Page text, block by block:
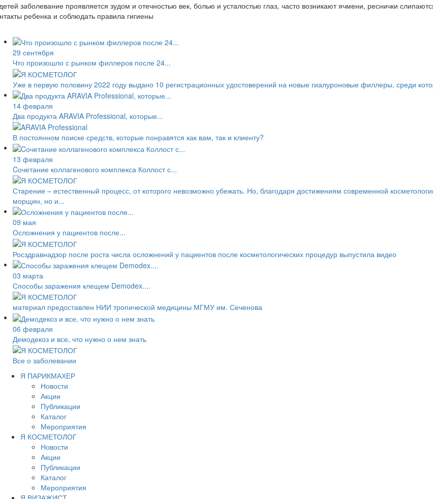
заболевание проявляется зудом и отечностью век, болью и усталостью глаз, часто возникают ячмени, реснички
ребенка и соблюдать правила гигиены
29 сентября
Что произошло с рынком филлеров после 24...
Уже в первую половину 2022 году выдано 10 регистрационных удостоверений на новые гиалуроновые филлеры, среди
14 февраля
Два продукта ARAVIA Professional, которые...
В постоянном поиске средств, которые понравятся как вам, так и клиенту?
13 февраля
Cочетание коллагенового комплекса Коллост с...
Старение – естественный процесс, от которого невозможно убежать. Но, благодаря достижениям современной
морщин, но и...
09 мая
Осложнения у пациентов после...
Росздравнадзор после роста числа осложнений у пациентов после косметологических процедур выпустила видео
03 марта
Способы заражения клещем Demodex....
материал предоставлен НИИ тропической медицины МГМУ им. Сеченова
06 февраля
Демодекоз и все, что нужно о нем знать
Все о заболевании
Я ПАРИКМАХЕР
Новости
Акции
Публикации
Каталог
Мероприятия
Я КОСМЕТОЛОГ
Новости
Акции
Публикации
Каталог
Мероприятия